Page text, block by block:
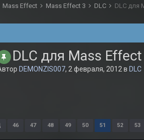
Mass Effect Mass Effect 3 DLC DLC для
DLC для Mass
DEMONZIS007, 2 февраля, 2012 в DLC
46 47 48 49 50 51 52 53